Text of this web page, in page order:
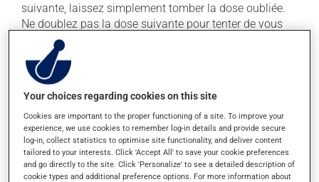
suivante, laissez simplement tomber la dose oubliée.
Ne doublez pas la dose suivante pour tenter de vous
rattraper. Ce médicament est plus efficace s'il est pris
avec de la nourriture. Prenez-le toujours avec un repas
ou une collation.
Effets indésirables
En plus de ses effets recherchés, ce produit peut à
l'occasion entraîner certains effets indésirables (effets
secondaires), notamment :
Your choices regarding cookies on this site
Cookies are important to the proper functioning of a site. To improve your
experience, we use cookies to remember log-in details and provide secure
log-in, collect statistics to optimise site functionality, and deliver content
tailored to your interests. Click 'Accept All' to save your cookie preferences
and go directly to the site. Click 'Personalize' to see a detailed description of
cookie types and additional preference options. For more information about